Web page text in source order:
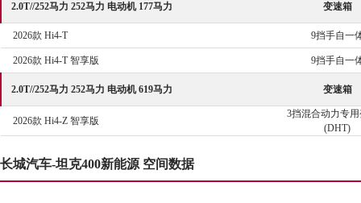
2.0T//252马力 252马力 电动机 177马力 变速箱
2026款 Hi4-T 9挡手自一
2026款 Hi4-T 智享版 9挡手自一
2.0T//252马力 252马力 电动机 619马力 变速箱
2026款 Hi4-Z 智享版
3挡混合动力专
(DHT)
长城汽车-坦克400新能源 空间数据